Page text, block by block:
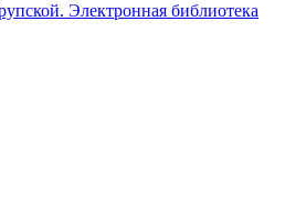
Электронная библиотека